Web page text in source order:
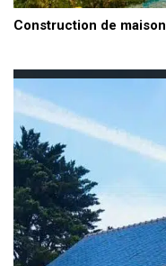
Construction de maison